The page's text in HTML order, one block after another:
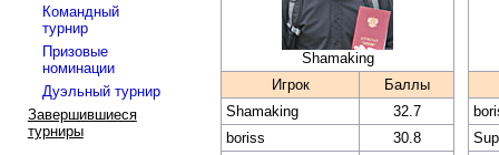
Командный
турнир
Призовые
номинации
Дуэльный турнир
Завершившиеся
турниры
Shamaking
Игрок
Баллы
Shamaking
32.7
boriss
30.8